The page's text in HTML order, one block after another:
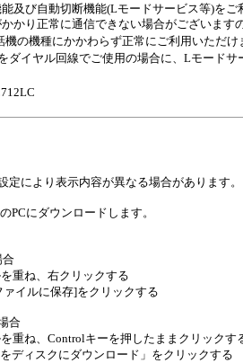
及び自動切断機能(Lモードサービス等)をご
かり正常に通信できない場合がございます
の機種にかかわらず正常にご利用いただけ
ダイヤル回線でご使用の場合に、Lモードサ
定により表示内容が異なる場合があります。
PCにダウンロードします。
合
重ね、右クリックする
イルに保存]をクリックする
合
重ね、Controlキーを押したままクリックす
ディスクにダウンロード」をクリックする